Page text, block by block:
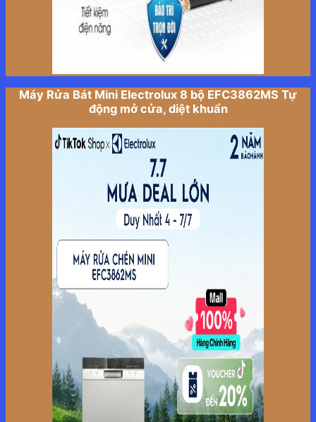
Máy Rửa Bát Mini Electrolux 8 bộ EFC3862MS Tự
động mở cửa, diệt khuẩn